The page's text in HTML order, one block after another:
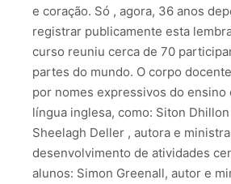
e coração. Só , agora, 36 anos
registrar publicamente esta
curso reuniu cerca de 70
partes do mundo. O corpo
por nomes expressivos do ensino
língua inglesa, como: Siton
Sheelagh Deller , autora e
desenvolvimento de atividades
alunos: Simon Greenall, autor e